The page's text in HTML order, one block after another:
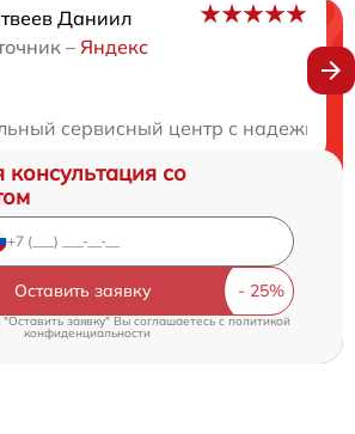
Даниил
– Яндекс
сервисный центр с
консультация со
Оставить заявку
заявку" Вы соглашаетесь cполитикой
конфиденциальности